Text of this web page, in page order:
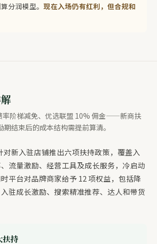
分润模型。 现在入场仍有红利，但合规和
率阶梯减免、优选联盟 10% 佣金——新商扶
结束后的成本结构需提前算清。
对新入驻店铺推出六项扶持政策，覆盖入
流量激励、经营工具及成长服务，冷启动
平台对品牌商家给予 12 项权益，包括降
驻成长激励、搜索精准推荐、达人和带货
扶持